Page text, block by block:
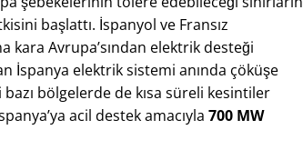
başlattı​. İspanyol ve Fransız
kara Avrupa’sından elektrik desteği
İspanya elektrik sistemi anında çöküşe
bölgelerde de kısa süreli kesintiler
acil destek amacıyla 700 MW